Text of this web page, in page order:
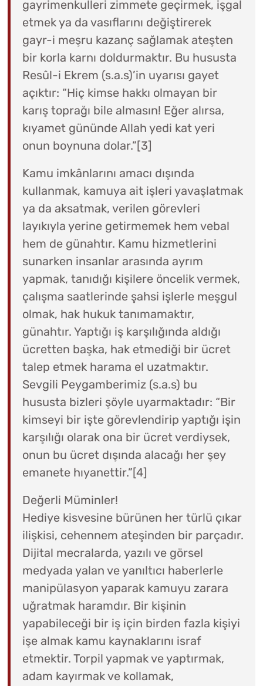
gayrimenkulleri zimmete geçirmek, işgal
etmek ya da vasıflarını değiştirerek
gayr-i meşru kazanç sağlamak ateşten
bir korla karnı doldurmaktır. Bu hususta
Resûl-i Ekrem (s.a.s)’in uyarısı gayet
açıktır: “Hiç kimse hakkı olmayan bir
karış toprağı bile almasın! Eğer alırsa,
kıyamet gününde Allah yedi kat yeri
onun boynuna dolar.”[3]
Kamu imkânlarını amacı dışında
kullanmak, kamuya ait işleri yavaşlatmak
ya da aksatmak, verilen görevleri
layıkıyla yerine getirmemek hem vebal
hem de günahtır. Kamu hizmetlerini
sunarken insanlar arasında ayrım
yapmak, tanıdığı kişilere öncelik vermek,
çalışma saatlerinde şahsi işlerle meşgul
olmak, hak hukuk tanımamaktır,
günahtır. Yaptığı iş karşılığında aldığı
ücretten başka, hak etmediği bir ücret
talep etmek harama el uzatmaktır.
Sevgili Peygamberimiz (s.a.s) bu
hususta bizleri şöyle uyarmaktadır: “Bir
kimseyi bir işte görevlendirip yaptığı işin
karşılığı olarak ona bir ücret verdiysek,
onun bu ücret dışında alacağı her şey
emanete hıyanettir.”[4]
Değerli Müminler!
Hediye kisvesine bürünen her türlü çıkar
ilişkisi, cehennem ateşinden bir parçadır.
Dijital mecralarda, yazılı ve görsel
medyada yalan ve yanıltıcı haberlerle
manipülasyon yaparak kamuyu zarara
uğratmak haramdır. Bir kişinin
yapabileceği bir iş için birden fazla kişiyi
işe almak kamu kaynaklarını israf
etmektir. Torpil yapmak ve yaptırmak,
adam kayırmak ve kollamak,